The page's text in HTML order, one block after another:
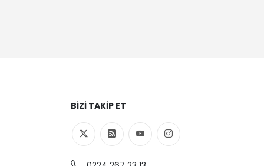
BIZI TAKIP ET